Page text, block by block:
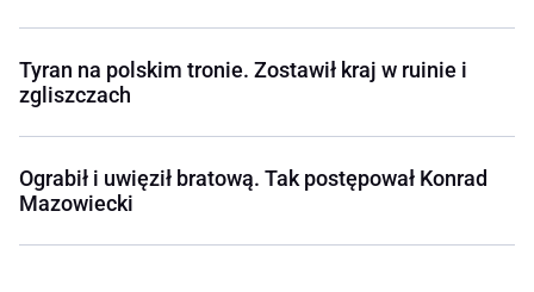
Tyran na polskim tronie. Zostawił kraj w ruinie i
zgliszczach
Ograbił i uwięził bratową. Tak postępował Konrad
Mazowiecki